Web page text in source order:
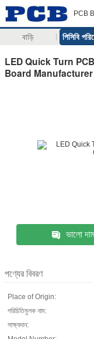
PCB
বাড়ি পিসিবি
LED Quick Turn
Board Manufacturer
ভালো দাম
পণ্যের বিবরণ
Place of Origin:
পরিচিতিমুলক নাম:
সাক্ষ্যদান: